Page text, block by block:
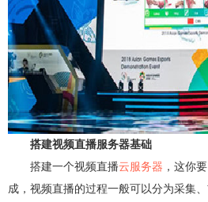
搭建视频直播服务器基础
搭建一个视频直播云服务器 ，这你
成，视频直播的过程一般可以分为采集